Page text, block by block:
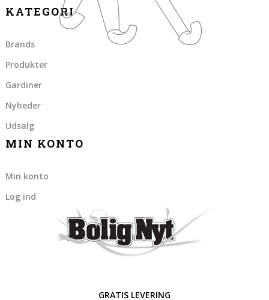
KATEGORI
Brands
Produkter
Gardiner
Nyheder
Udsalg
MIN KONTO
Min konto
Log ind
GRATIS LEVERING